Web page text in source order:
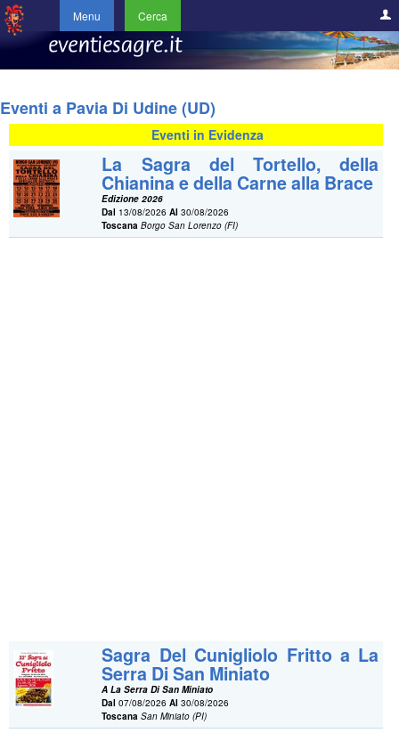
Menu Cerca
Eventi a Pavia Di Udine (UD)
Eventi in Evidenza
La Sagra del Tortello, della
Chianina e della Carne alla Brace
Edizione 2026
Dal 13/08/2026Al 30/08/2026
Toscana Borgo San Lorenzo (FI)
Sagra Del Cunigliolo Fritto a La
Serra Di San Miniato
A La Serra Di San Miniato
Dal 07/08/2026Al 30/08/2026
Toscana San Miniato (PI)